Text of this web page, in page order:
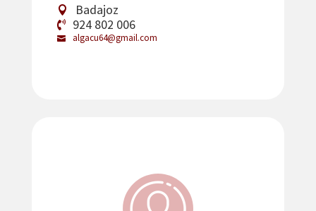
Badajoz
924 802 006
algacu64@gmail.com